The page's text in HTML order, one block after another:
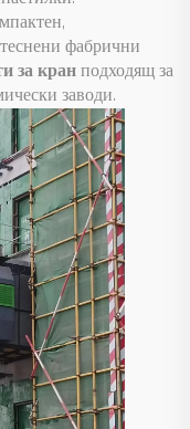
фабрични
за кранподходящ за
заводи.